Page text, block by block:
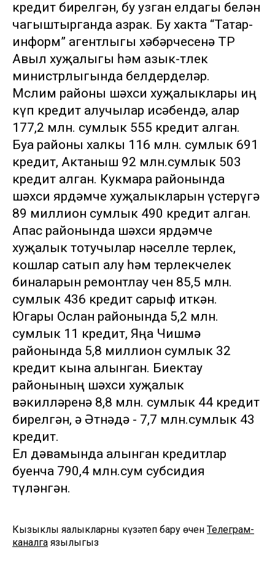
кредит бирелгән, бу узган елдагы белән
чагыштырганда азрак. Бу хакта “Татар-
информ” агентлыгы хәбәрчесенә ТР
Авыл хуҗалыгы һәм азык-төлек
министрлыгында белдерделәр.
Мөслим районы шәхси хуҗалыклары иң
күп кредит алучылар исәбендә, алар
177,2 млн. сумлык 555 кредит алган.
Буа районы халкы 116 млн. сумлык 691
кредит, Актаныш 92 млн.сумлык 503
кредит алган. Кукмара районында
шәхси ярдәмче хуҗалыкларын үстерүгә
89 миллион сумлык 490 кредит алган.
Апас районында шәхси ярдәмче
хуҗалык тотучылар нәселле терлек,
кошлар сатып алу һәм терлекчелек
биналарын ремонтлау өчен 85,5 млн.
сумлык 436 кредит сарыф иткән.
Югары Ослан районында 5,2 млн.
сумлык 11 кредит, Яңа Чишмә
районында 5,8 миллион сумлык 32
кредит кына алынган. Биектау
районының шәхси хуҗалык
вәкилләренә 8,8 млн. сумлык 44 кредит
бирелгән, ә Әтнәдә - 7,7 млн.сумлык 43
кредит.
Ел дәвамында алынган кредитлар
буенча 790,4 млн.сум субсидия
түләнгән.
Кызыклы яңалыкларны күзәтеп бару өчен Телеграм-
каналга язылыгыз